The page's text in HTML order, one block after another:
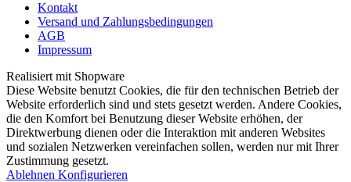
Kontakt
Versand und Zahlungsbedingungen
AGB
Impressum
Realisiert mit Shopware
Diese Website benutzt Cookies, die für den technischen Betrieb der
Website erforderlich sind und stets gesetzt werden. Andere Cookies,
die den Komfort bei Benutzung dieser Website erhöhen, der
Direktwerbung dienen oder die Interaktion mit anderen Websites
und sozialen Netzwerken vereinfachen sollen, werden nur mit Ihrer
Zustimmung gesetzt.
Ablehnen Konfigurieren